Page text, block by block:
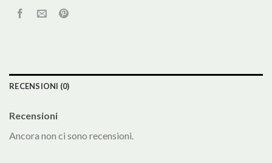
RECENSIONI (0)
Recensioni
Ancora non ci sono recensioni.